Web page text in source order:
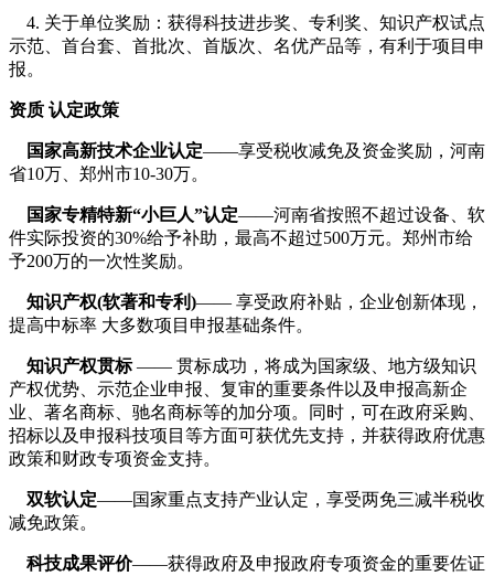
4. 关于单位奖励：获得科技进步奖、专利奖、知识产权试点
示范、首台套、首批次、首版次、名优产品等，有利于项目申
报。
资质 认定政策
国家高新技术企业认定——享受税收减免及资金奖励，河南
省10万、郑州市10-30万。
国家专精特新“小巨人”认定——河南省按照不超过设备、软
件实际投资的30%给予补助，最高不超过500万元。郑州市给
予200万的一次性奖励。
知识产权(软著和专利)—— 享受政府补贴，企业创新体现，
提高中标率 大多数项目申报基础条件。
知识产权贯标—— 贯标成功，将成为国家级、地方级知识
产权优势、示范企业申报、复审的重要条件以及申报高新企
业、著名商标、驰名商标等的加分项。同时，可在政府采购、
招标以及申报科技项目等方面可获优先支持，并获得政府优惠
政策和财政专项资金支持。
双软认定——国家重点支持产业认定，享受两免三减半税收
减免政策。
科技成果评价——获得政府及申报政府专项资金的重要佐证